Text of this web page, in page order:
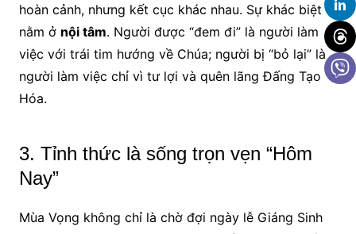
hoàn cảnh, nhưng kết cục khác nhau. Sự khác biệt
nằm ở nội tâm. Người được “đem đi” là người làm
việc với trái tim hướng về Chúa; người bị “bỏ lại” là
người làm việc chỉ vì tư lợi và quên lãng Đấng Tạo
Hóa.
3. Tỉnh thức là sống trọn vẹn “Hôm
Nay”
Mùa Vọng không chỉ là chờ đợi ngày lễ Giáng Sinh